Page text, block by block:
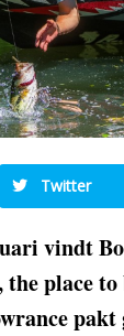
Twitter
vindt
place